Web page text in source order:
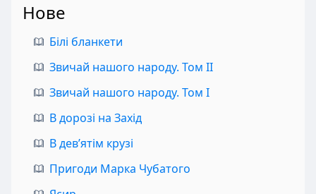
Нове
Білі бланкети
Звичай нашого народу. Том II
Звичай нашого народу. Том I
В дорозі на Захід
В дев’ятім крузі
Пригоди Марка Чубатого